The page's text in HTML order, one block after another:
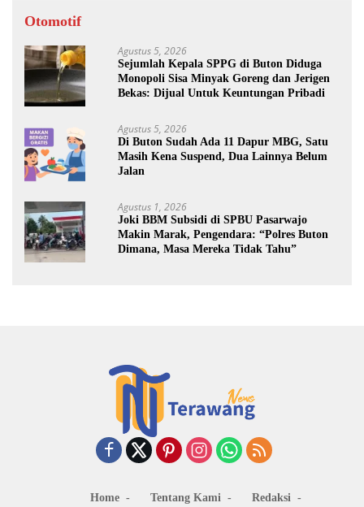
Otomotif
Agustus 5, 2026
Sejumlah Kepala SPPG di Buton Diduga
Monopoli Sisa Minyak Goreng dan Jerigen
Bekas: Dijual Untuk Keuntungan Pribadi
Agustus 5, 2026
Di Buton Sudah Ada 11 Dapur MBG, Satu
Masih Kena Suspend, Dua Lainnya Belum
Jalan
Agustus 1, 2026
Joki BBM Subsidi di SPBU Pasarwajo
Makin Marak, Pengendara: “Polres Buton
Dimana, Masa Mereka Tidak Tahu”
Home Tentang Kami Redaksi